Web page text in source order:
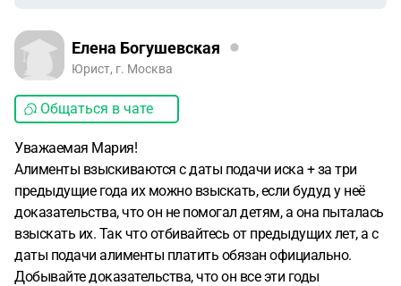
Елена Богушевская
Юрист, г. Москва
Общаться в чате
Уважаемая Мария!
Алименты взыскиваются с даты подачи иска + за три
предыдущие года их можно взыскать, если будуд у неё
доказательства, что он не помогал детям, а она пыталась
взыскать их. Так что отбивайтесь от предыдущих лет, а с
даты подачи алименты платить обязан официально.
Добывайте доказательства, что он все эти годы